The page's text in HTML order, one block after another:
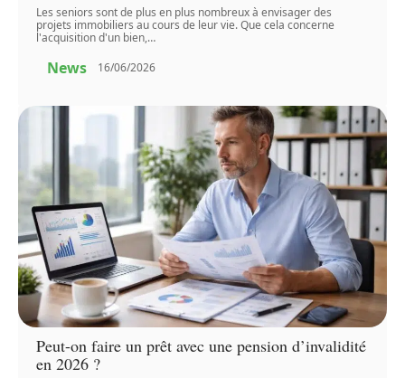
Les seniors sont de plus en plus nombreux à envisager des
projets immobiliers au cours de leur vie. Que cela concerne
l'acquisition d'un bien,…
News 16/06/2026
Peut-on faire un prêt avec une pension d’invalidité
en 2026 ?